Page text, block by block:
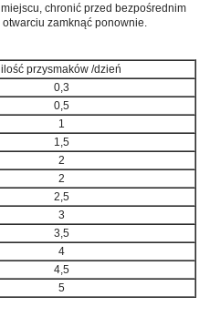
chronić przed bezpośrednim
zamknąć ponownie.
ilość przysmaków /dzień
0,3
0,5
1
1,5
2
2
2,5
3
3,5
4
4,5
5